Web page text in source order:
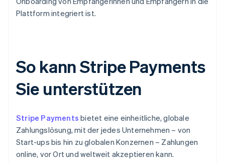
Plattform integriert ist.
So kann Stripe Payments
Sie unterstützen
Stripe Payments bietet eine einheitliche, globale
Zahlungslösung, mit der jedes Unternehmen – von
Start-ups bis hin zu globalen Konzernen – Zahlungen
online, vor Ort und weltweit akzeptieren kann.